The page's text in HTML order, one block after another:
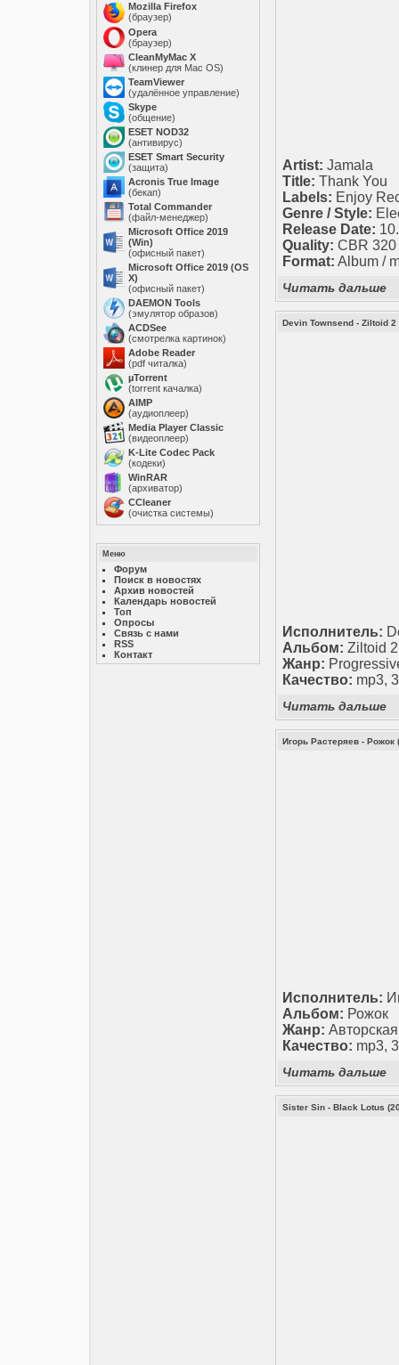
Mozilla Firefox
(браузер)
Opera
(браузер)
CleanMyMac X
(клинер для Mac OS)
TeamViewer
(удалённое управление)
Skype
(общение)
ESET NOD32
(антивирус)
ESET Smart Security
(защита)
Acronis True Image
(бекап)
Total Commander
(файл-менеджер)
Microsoft Office 2019
(Win)
(офисный пакет)
Microsoft Office 2019 (OS
X)
(офисный пакет)
DAEMON Tools
(эмулятор образов)
ACDSee
(смотрелка картинок)
Adobe Reader
(pdf читалка)
µTorrent
(torrent качалка)
AIMP
(аудиоплеер)
Media Player Classic
(видеоплеер)
K-Lite Codec Pack
(кодеки)
WinRAR
(архиватор)
ССleaner
(очистка системы)
Меню
Форум
Поиск в новостях
Архив новостей
Календарь новостей
Топ
Опросы
Связь с нами
RSS
Контакт
Artist: Jamala
Title: Thank You
Labels: Enjoy
Genre / Style:
Release Date:
Quality: CBR 320
Format: Album /
Читать дальше
Devin Townsend - Ziltoid 2
Исполнитель:
Альбом: Ziltoid 2
Жанр:
Качество: mp3,
Читать дальше
Игорь Растеряев - Рожок
Исполнитель:
Альбом: Рожок
Жанр:
Качество: mp3,
Читать дальше
Sister Sin - Black Lotus